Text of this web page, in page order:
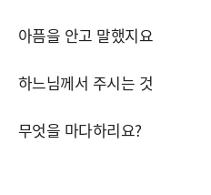
아픔을 안고 말했지요
하느님께서 주시는 것
무엇을 마다하리요?